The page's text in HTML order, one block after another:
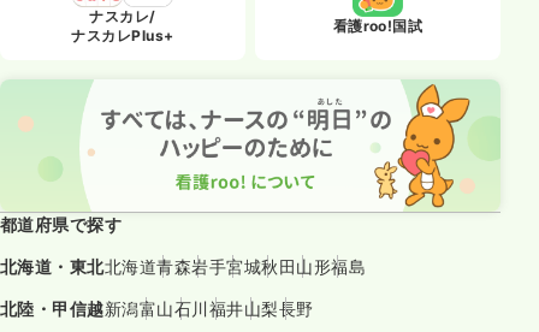
ナスカレ/
ナスカレPlus+
看護roo!国試
都道府県で探す
北海道・東北北海道青森岩手宮城秋田山形福島
北陸・甲信越新潟富山石川福井山梨長野